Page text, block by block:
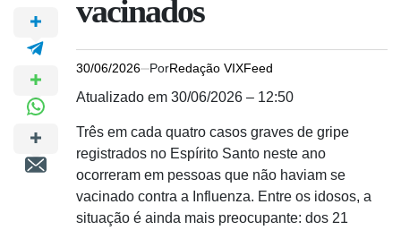
vacinados
30/06/2026 PorRedação VIXFeed
Atualizado em 30/06/2026 – 12:50
Três em cada quatro casos graves de gripe
registrados no Espírito Santo neste ano
ocorreram em pessoas que não haviam se
vacinado contra a Influenza. Entre os idosos, a
situação é ainda mais preocupante: dos 21